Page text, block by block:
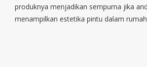
produknya menjadikan sempurna jika
menampilkan estetika pintu dalam